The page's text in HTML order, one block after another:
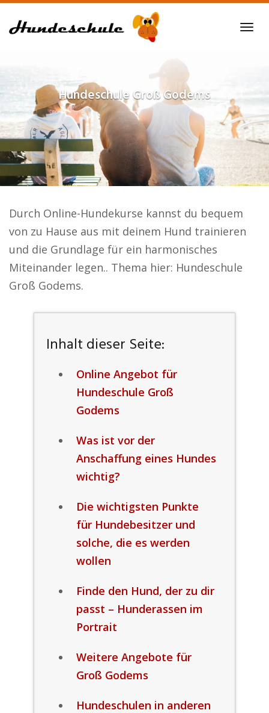
to
HundeschuleGroß Godems
Durch Online-Hundekurse kannst du bequem
von zu Hause aus mit deinem Hund trainieren
und die Grundlage für ein harmonisches
Miteinander legen.. Thema hier: Hundeschule
Groß Godems.
Inhalt dieser Seite:
Online Angebot für
Hundeschule Groß
Godems
Was ist vor der
Anschaffung eines Hundes
wichtig?
Die wichtigsten Punkte
für Hundebesitzer und
solche, die es werden
wollen
Finde den Hund, der zu dir
passt – Hunderassen im
Portrait
Weitere Angebote für
Groß Godems
Hundeschulen in anderen